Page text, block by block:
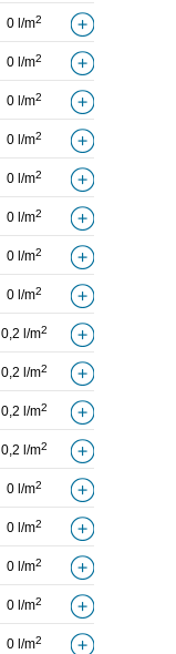
0 l/m2
0 l/m2
0 l/m2
0 l/m2
0 l/m2
0 l/m2
0 l/m2
0 l/m2
0,2 l/m2
0,2 l/m2
0,2 l/m2
0,2 l/m2
0 l/m2
0 l/m2
0 l/m2
0 l/m2
0 l/m2